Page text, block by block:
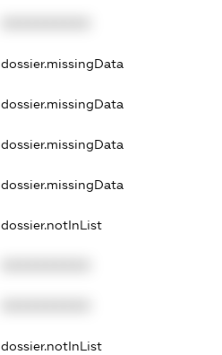
dossier.missingData
dossier.missingData
dossier.missingData
dossier.missingData
dossier.notInList
dossier.notInList